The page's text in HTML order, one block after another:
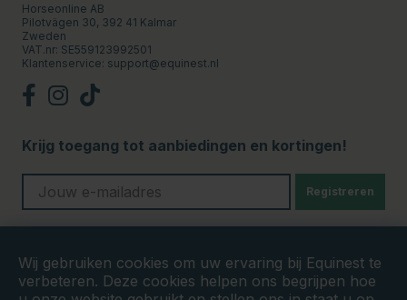
Horseonline AB
Pilotvägen 30, 392 41 Kalmar
Zweden
VAT.nr: SE559123992501
Klantenservice: support@equinest.nl
Krijg toegang tot aanbiedingen en kortingen!
Registreren
Wij gebruiken cookies om uw ervaring bij Equinest te
verbeteren. Deze cookies helpen ons begrijpen hoe